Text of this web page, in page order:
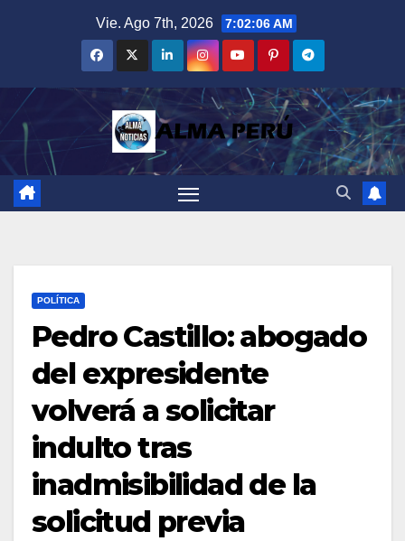
Vie. Ago 7th, 2026 7:02:07 AM
POLÍTICA
Pedro Castillo: abogado
del expresidente
volverá a solicitar
indulto tras
inadmisibilidad de la
solicitud previa